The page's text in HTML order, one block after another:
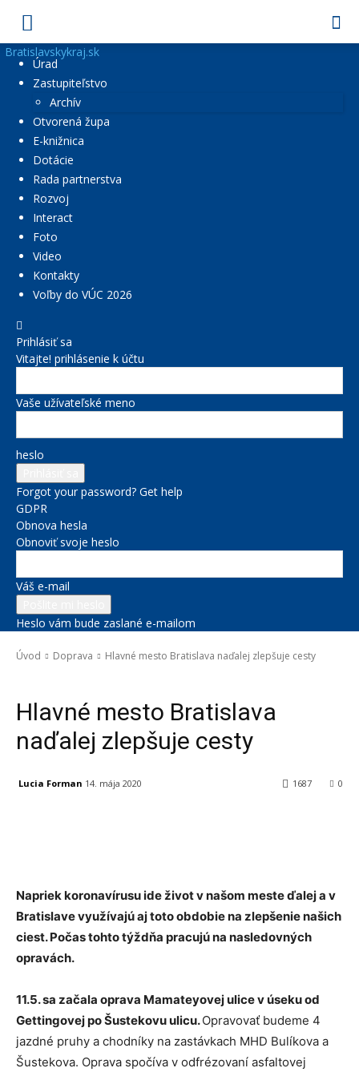
Bratislavskykraj.sk
Úrad
Zastupiteľstvo
Archív
Otvorená župa
E-knižnica
Dotácie
Rada partnerstva
Rozvoj
Interact
Foto
Video
Kontakty
Voľby do VÚC 2026
Prihlásiť sa
Vitajte! prihlásenie k účtu
Vaše užívateľské meno
heslo
Forgot your password? Get help
GDPR
Obnova hesla
Obnoviť svoje heslo
Váš e-mail
Heslo vám bude zaslané e-mailom
Úvod Doprava Hlavné mesto Bratislava naďalej zlepšuje cesty
Hlavné mesto Bratislava
naďalej zlepšuje cesty
Lucia Forman 14. mája 2020 0
1687
Napriek koronavírusu ide život v našom meste ďalej a v
Bratislave využívajú aj toto obdobie na zlepšenie našich
ciest. Počas tohto týždňa pracujú na nasledovných
opravách.
11.5. sa začala oprava Mamateyovej ulice v úseku od
Gettingovej po Šustekovu ulicu.Opravovať budeme 4
jazdné pruhy a chodníky na zastávkach MHD Bulíkova a
Šustekova. Oprava spočíva v odfrézovaní asfaltovej